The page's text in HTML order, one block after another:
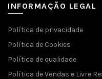
INFORMAÇÃO LEGAL
Política de privacidade
Política de Cookies
Política de qualidade
Política de Vendas e Livre